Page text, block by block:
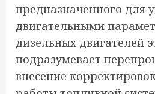
предназначенного для
двигательными
дизельных двигателей
подразумевает
внесение